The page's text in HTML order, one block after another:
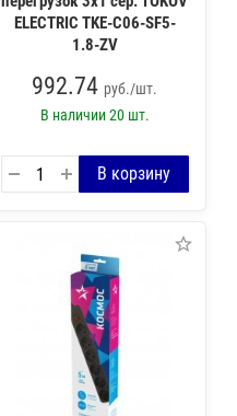
ELECTRIC TKE-C06-SF5-
1.8-ZV
992.74 руб./шт.
В наличии20 шт.